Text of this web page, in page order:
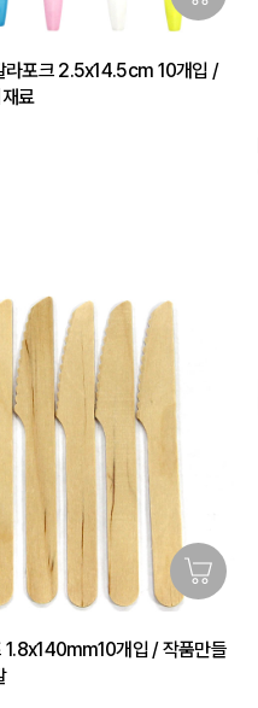
라포크 2.5x14.5cm 10개입 /
료
1.8x140mm10개입 / 작품만들